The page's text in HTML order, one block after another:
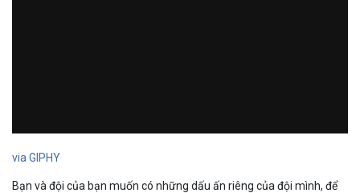
via GIPHY
Bạn và đội của bạn muốn có những dấu ấn riêng của đội mình, để